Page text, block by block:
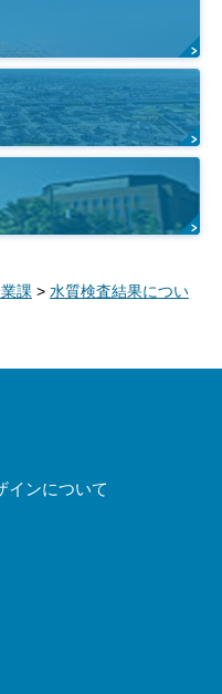
課 > 水質検査結果につい
インについて